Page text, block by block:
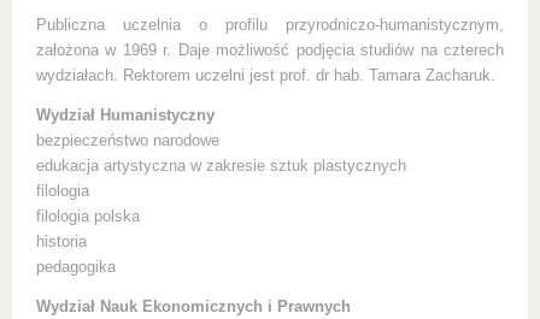
Publiczna uczelnia o profilu przyrodniczo-humanistycznym,
założona w 1969 r. Daje możliwość podjęcia studiów na czterech
wydziałach. Rektorem uczelni jest prof. dr hab. Tamara Zacharuk.
Wydział Humanistyczny
bezpieczeństwo narodowe
edukacja artystyczna w zakresie sztuk plastycznych
filologia
filologia polska
historia
pedagogika
Wydział Nauk Ekonomicznych i Prawnych